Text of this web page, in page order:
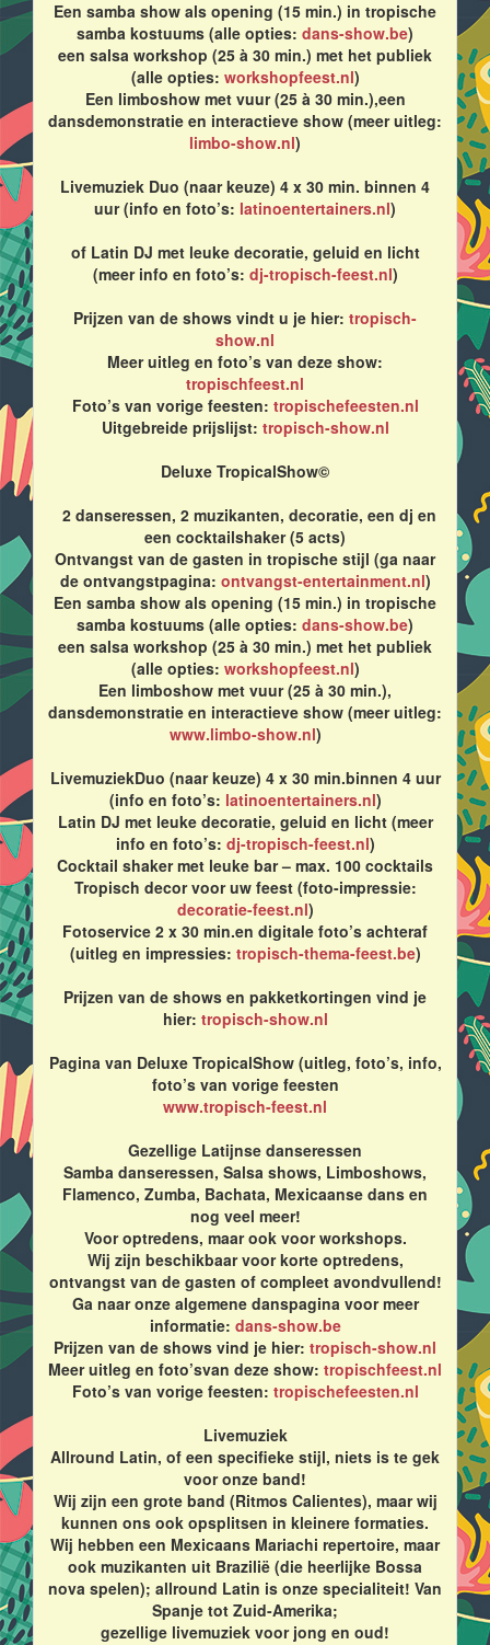
Een samba show als opening (15 min.) in tropische
samba kostuums (alle opties: dans-show.be)
een salsa workshop (25 à 30 min.) met het publiek
(alle opties: workshopfeest.nl)
Een limboshow met vuur (25 à 30 min.),een
dansdemonstratie en interactieve show (meer uitleg:
limbo-show.nl)
Livemuziek Duo (naar keuze) 4 x 30 min. binnen 4
uur (info en foto’s: latinoentertainers.nl)
of Latin DJ met leuke decoratie, geluid en licht
(meer info en foto’s: dj-tropisch-feest.nl)
Prijzen van de shows vindt u je hier: tropisch-
show.nl
Meer uitleg en foto’s van deze show:
tropischfeest.nl
Foto’s van vorige feesten: tropischefeesten.nl
Uitgebreide prijslijst: tropisch-show.nl
Deluxe TropicalShow©
2 danseressen, 2 muzikanten, decoratie, een dj en
een cocktailshaker (5 acts)
Ontvangst van de gasten in tropische stijl (ga naar
de ontvangstpagina: ontvangst-entertainment.nl)
Een samba show als opening (15 min.) in tropische
samba kostuums (alle opties: dans-show.be)
een salsa workshop (25 à 30 min.) met het publiek
(alle opties: workshopfeest.nl)
Een limboshow met vuur (25 à 30 min.),
dansdemonstratie en interactieve show (meer uitleg:
www.limbo-show.nl)
LivemuziekDuo (naar keuze) 4 x 30 min.binnen 4 uur
(info en foto’s: latinoentertainers.nl)
Latin DJ met leuke decoratie, geluid en licht (meer
info en foto’s: dj-tropisch-feest.nl)
Cocktail shaker met leuke bar – max. 100 cocktails
Tropisch decor voor uw feest (foto-impressie:
decoratie-feest.nl)
Fotoservice 2 x 30 min.en digitale foto’s achteraf
(uitleg en impressies: tropisch-thema-feest.be)
Prijzen van de shows en pakketkortingen vind je
hier: tropisch-show.nl
Pagina van Deluxe TropicalShow (uitleg, foto’s, info,
foto’s van vorige feesten
www.tropisch-feest.nl
Gezellige Latijnse danseressen
Samba danseressen, Salsa shows, Limboshows,
Flamenco, Zumba, Bachata, Mexicaanse dans en
nog veel meer!
Voor optredens, maar ook voor workshops.
Wij zijn beschikbaar voor korte optredens,
ontvangst van de gasten of compleet avondvullend!
Ga naar onze algemene danspagina voor meer
informatie: dans-show.be
Prijzen van de shows vind je hier: tropisch-show.nl
Meer uitleg en foto’svan deze show: tropischfeest.nl
Foto’s van vorige feesten: tropischefeesten.nl
Livemuziek
Allround Latin, of een specifieke stijl, niets is te gek
voor onze band!
Wij zijn een grote band (Ritmos Calientes), maar wij
kunnen ons ook opsplitsen in kleinere formaties.
Wij hebben een Mexicaans Mariachi repertoire, maar
ook muzikanten uit Brazilië (die heerlijke Bossa
nova spelen); allround Latin is onze specialiteit! Van
Spanje tot Zuid-Amerika;
gezellige livemuziek voor jong en oud!